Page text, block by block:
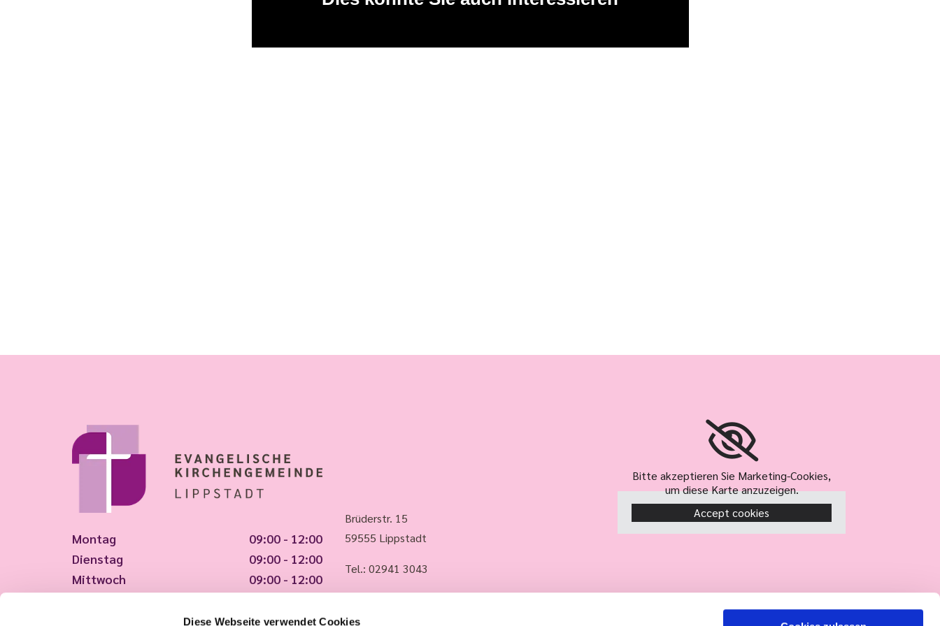
Diese Webseite verwendet Cookies
Montag
09:00 - 12:00
Dienstag
09:00 - 12:00
Mittwoch
09:00 - 12:00
09:00 - 12:00
Brüderstr. 15
59555 Lippstadt
Tel.: 02941 3043
Bitte akzeptieren Sie Marketing-Cookies,
um diese Karte anzuzeigen.
Accept cookies